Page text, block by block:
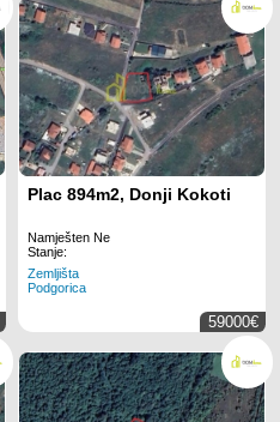
Plac 894m2, Donji Kokoti
Namješten Ne
Stanje:
Zemljišta
Podgorica
59000€